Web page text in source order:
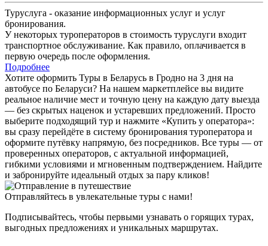
Туруслуга - оказание информационных услуг и услуг
бронирования.
У некоторых туроператоров в стоимость туруслуги входит
транспортное обслуживание. Как правило, оплачивается в
первую очередь после оформления.
Подробнее
Хотите оформить Туры в Беларусь в Гродно на 3 дня на
автобусе по Беларуси? На нашем маркетплейсе вы видите
реальное наличие мест и точную цену на каждую дату выезда
— без скрытых наценок и устаревших предложений. Просто
выберите подходящий тур и нажмите «Купить у оператора»:
вы сразу перейдёте в систему бронирования туроператора и
оформите путёвку напрямую, без посредников. Все туры — от
проверенных операторов, с актуальной информацией,
гибкими условиями и мгновенным подтверждением. Найдите
и забронируйте идеальный отдых за пару кликов!
Отправляйтесь в увлекательные туры с нами!
Подписывайтесь, чтобы первыми узнавать о горящих турах,
выгодных предложениях и уникальных маршрутах.